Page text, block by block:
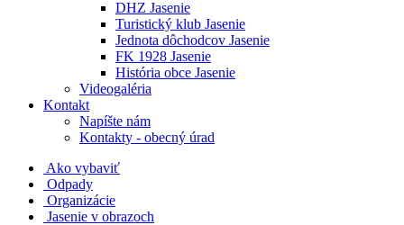
DHZ Jasenie
Turistický klub Jasenie
Jednota dôchodcov Jasenie
FK 1928 Jasenie
História obce Jasenie
Videogaléria
Kontakt
Napíšte nám
Kontakty - obecný úrad
Ako vybaviť
Odpady
Organizácie
Jasenie v obrazoch